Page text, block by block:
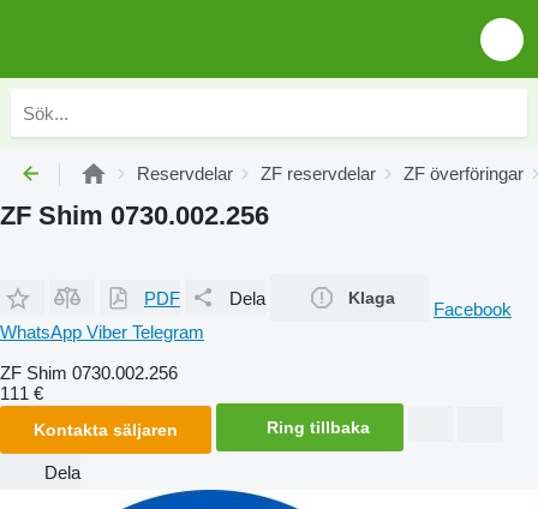
Reservdelar ZF reservdelar ZF överföringar
ZF Shim 0730.002.256
PDF Dela Klaga
Facebook
WhatsApp Viber Telegram
ZF Shim 0730.002.256
111 €
Kontakta säljaren Ring tillbaka
Dela